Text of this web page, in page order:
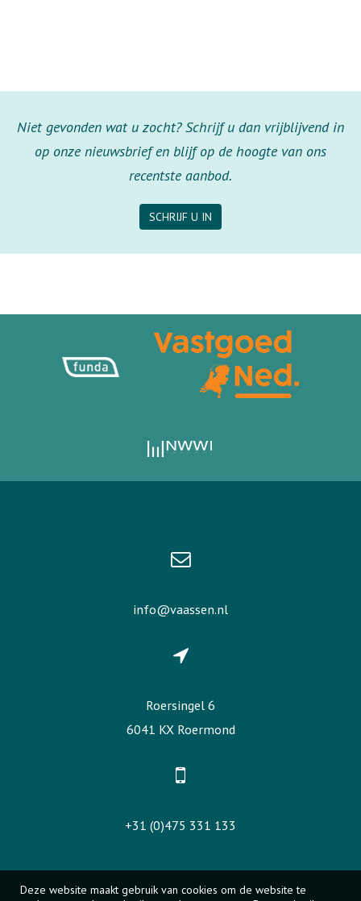
Niet gevonden wat u zocht? Schrijf u dan vrijblijvend in
op onze nieuwsbrief en blijf op de hoogte van ons
recentste aanbod.
SCHRIJF U IN
info@vaassen.nl
Roersingel 6
6041 KX Roermond
+31 (0)475 331 133
Deze website maakt gebruik van cookies om de website te